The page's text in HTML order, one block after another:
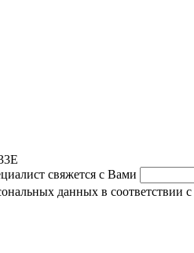
свяжется с Вами
данных в соответствии с